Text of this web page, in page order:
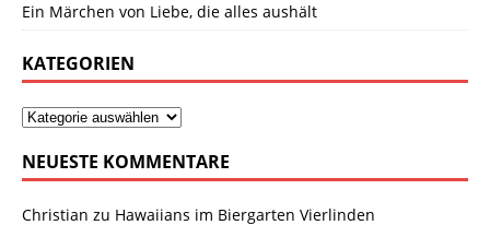
Ein Märchen von Liebe, die alles aushält
KATEGORIEN
NEUESTE KOMMENTARE
Christian zu Hawaiians im Biergarten Vierlinden